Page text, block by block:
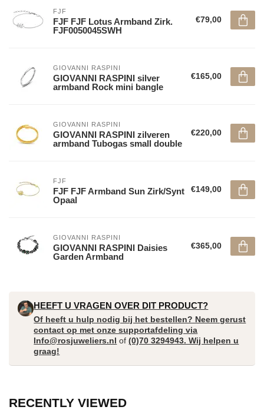
FJF
FJF FJF Lotus Armband Zirk.
FJF0050045SWH
€79,00
GIOVANNI RASPINI
GIOVANNI RASPINI silver
armband Rock mini bangle
€165,00
GIOVANNI RASPINI
GIOVANNI RASPINI zilveren
armband Tubogas small double
€220,00
FJF
FJF FJF Armband Sun Zirk/Synt
Opaal
€149,00
GIOVANNI RASPINI
GIOVANNI RASPINI Daisies
Garden Armband
€365,00
HEEFT U VRAGEN OVER DIT PRODUCT?
Of heeft u hulp nodig bij het bestellen? Neem gerust
contact op met onze supportafdeling via
Info@rosjuweliers.nl of(0)70 3294943. Wij helpen u
graag!
RECENTLY VIEWED